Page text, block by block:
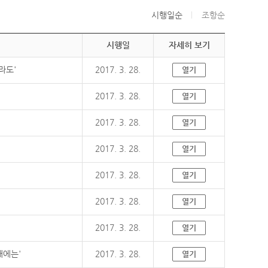
시행일순 조항순
시행일 자세히 보기
도' 2017. 3. 28. 열기
2017. 3. 28. 열기
2017. 3. 28. 열기
2017. 3. 28. 열기
2017. 3. 28. 열기
2017. 3. 28. 열기
2017. 3. 28. 열기
에는' 2017. 3. 28. 열기